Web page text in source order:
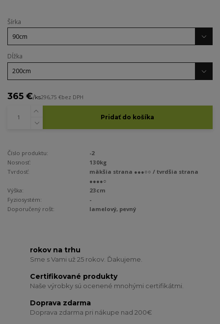
Šírka
Dĺžka
365 €/ks296,75 €bez DPH
Pridať do košíka
Číslo produktu:
-2
Nosnosť:
130kg
Tvrdosť:
mäkšia strana ●●●○○ / tvrdšia strana
●●●●○
Výška:
23cm
Fyziosystém:
-
Doporučený rošt:
lamelový, pevný
rokov na trhu
Sme s Vami už 25 rokov. Ďakujeme.
Certifikované produkty
Naše výrobky sú ocenené mnohými certifikátmi.
Doprava zdarma
Doprava zdarma pri nákupe nad 200€